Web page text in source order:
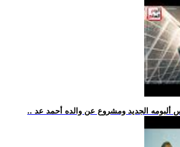
ألبومه الجديد ومشروع عن والده أحمد عد